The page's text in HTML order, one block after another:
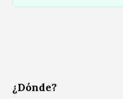
¿Dónde?